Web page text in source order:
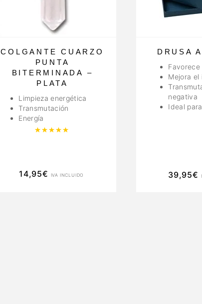
COLGANTE CUARZO
PUNTA
BITERMINADA –
PLATA
Limpieza energética
Transmutación
Energía
Valorado con
14,95€ IVA INCLUIDO
DRUSA
Mejora el
negativa
Ideal
39,95€